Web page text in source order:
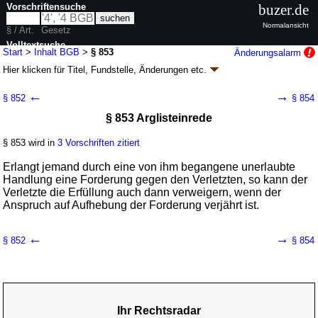
Start > Inhalt BGB >§ 853
Änderungsalarm
Hier klicken fürTitel, Fundstelle, Änderungen etc.
G. v. 23.07.2026BGBl. 2026 I Nr. 226
Einführungsgesetz und zugehörige Gesetze
Buch 2 Recht der Schuldverhältnisse
Abschnitt 8 Einzelne Schuldverhältnisse
Titel 27 Unerlaubte Handlungen
§ 852 ← → § 854
§ 853 Arglisteinrede
§ 853 wird in3 Vorschriften zitiert
Erlangt jemand durch eine von ihm begangene unerlaubte
Handlung eine Forderung gegen den Verletzten, so kann der
Verletzte die Erfüllung auch dann verweigern, wenn der
Anspruch auf Aufhebung der Forderung verjährt ist.
§ 852 ← → § 854
Ihr Rechtsradar
Vorschriftensuche
§ / Art.
Gesetz
Volltextsuche
nur in BGB
buzer.de
Normalansicht